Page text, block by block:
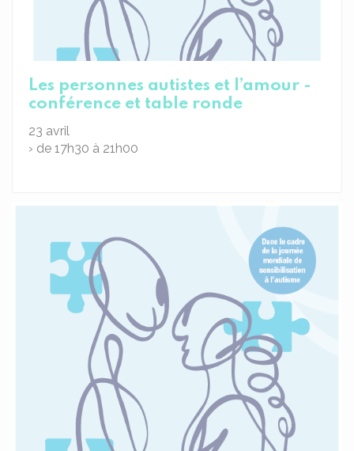
Les personnes autistes et l’amour -
conférence et table ronde
23 avril
› de 17h30 à 21h00